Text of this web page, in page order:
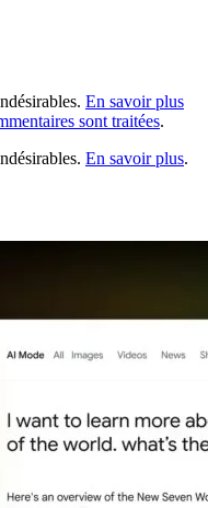
En savoir plus
sont traitées.
En savoir plus.